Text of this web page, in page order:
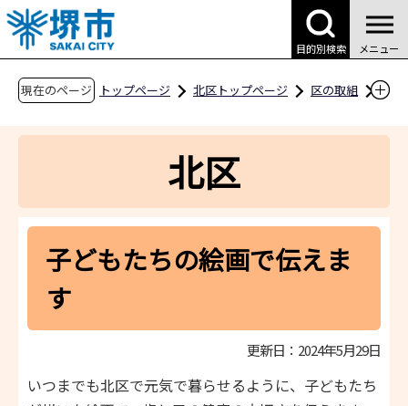
こ
の
ペ
目的別検索 メニュー
現在のページ トップページ 北区トップページ
区の取組
子どもたちの絵画で伝えます
北区
子どもたちの絵画で伝えま
す
更新日：2024年5月29日
いつまでも北区で元気で暮らせるように、子どもたち